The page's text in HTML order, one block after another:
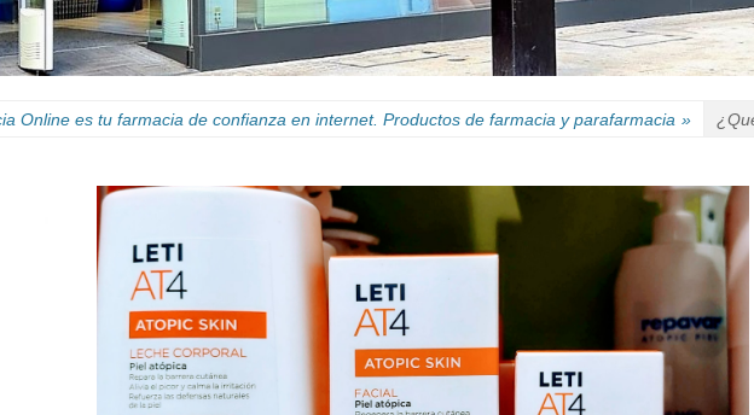
Online es tu farmacia de confianza en internet. Productos de farmacia y parafarmacia »